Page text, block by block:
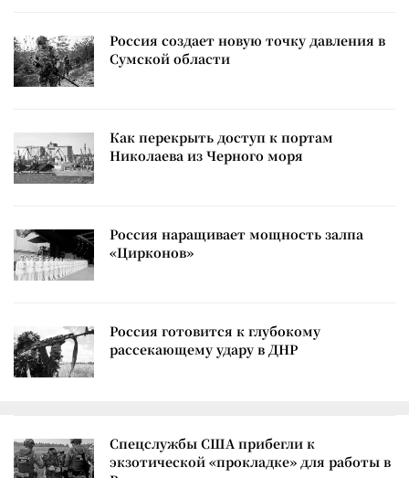
Россия создает новую точку давления в
Сумской области
Как перекрыть доступ к портам
Николаева из Черного моря
Россия наращивает мощность залпа
«Цирконов»
Россия готовится к глубокому
рассекающему удару в ДНР
Спецслужбы США прибегли к
экзотической «прокладке» для работы в